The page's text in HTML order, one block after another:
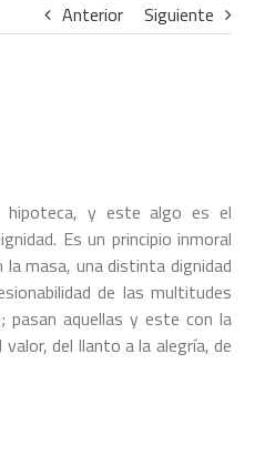
Anterior Siguiente
y este algo es el
Es un principio inmoral
masa, una distinta dignidad
de las multitudes
pasan aquellas y este con la
del llanto a la alegría, de